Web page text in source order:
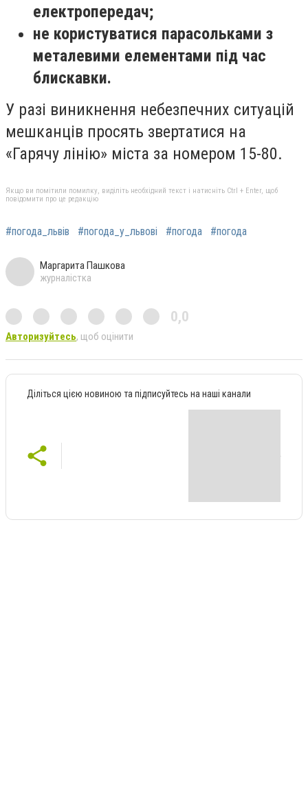
електропередач;
не користуватися парасольками з
металевими елементами під час
блискавки.
У разі виникнення небезпечних ситуацій
мешканців просять звертатися на
«Гарячу лінію» міста за номером 15-80.
Якщо ви помітили помилку, виділіть необхідний текст і натисніть Ctrl + Enter, щоб
повідомити про це редакцію
#погода_львів #погода_у_львові #погода #погода
Маргарита Пашкова
журналістка
0,0
Авторизуйтесь, щоб оцінити
Діліться цією новиною та підписуйтесь на наші канали